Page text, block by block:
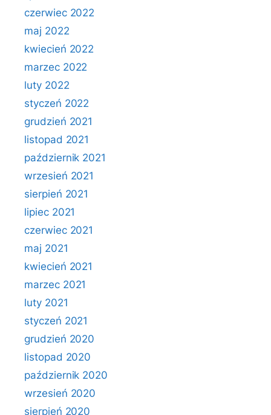
czerwiec 2022
maj 2022
kwiecień 2022
marzec 2022
luty 2022
styczeń 2022
grudzień 2021
listopad 2021
październik 2021
wrzesień 2021
sierpień 2021
lipiec 2021
czerwiec 2021
maj 2021
kwiecień 2021
marzec 2021
luty 2021
styczeń 2021
grudzień 2020
listopad 2020
październik 2020
wrzesień 2020
sierpień 2020